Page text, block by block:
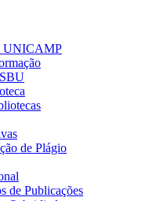
UNICAMP
de Plágio
de Publicações